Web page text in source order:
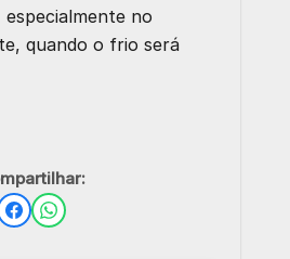
no
quando o frio será